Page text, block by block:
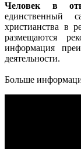
Человек в
единственный
христианства в
размещаются
информация
деятельности.
Больше